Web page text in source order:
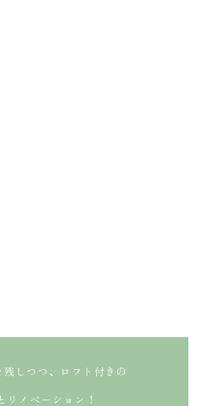
しつつ、ロフト付きの
ノベーション！